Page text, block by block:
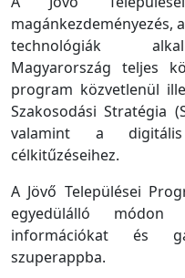
magánkezdeményezés,
technológiák
Magyarország teljes
program közvetlenül
Szakosodási Stratégia
valamint a digitális
célkitűzéseihez.
A Jövő Települései
egyedülálló
információkat és
szuperappba.